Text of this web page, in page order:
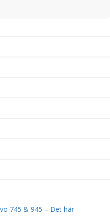
745 & 945 – Det här